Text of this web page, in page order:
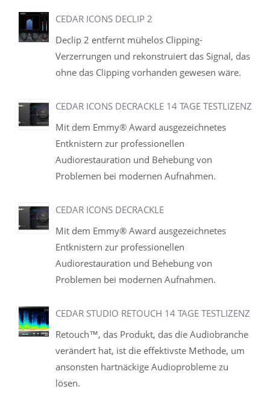
CEDAR ICONS DECLIP 2
Declip 2 entfernt mühelos Clipping-
Verzerrungen und rekonstruiert das Signal, das
ohne das Clipping vorhanden gewesen wäre.
CEDAR ICONS DECRACKLE 14 TAGE TESTLIZENZ
Mit dem Emmy® Award ausgezeichnetes
Entknistern zur professionellen
Audiorestauration und Behebung von
Problemen bei modernen Aufnahmen.
CEDAR ICONS DECRACKLE
Mit dem Emmy® Award ausgezeichnetes
Entknistern zur professionellen
Audiorestauration und Behebung von
Problemen bei modernen Aufnahmen.
CEDAR STUDIO RETOUCH 14 TAGE TESTLIZENZ
Retouch™, das Produkt, das die Audiobranche
verändert hat, ist die effektivste Methode, um
ansonsten hartnäckige Audioprobleme zu
lösen.